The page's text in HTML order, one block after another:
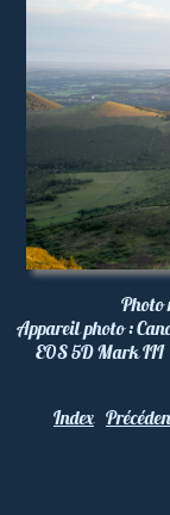
Photo
Appareil photo :
EOS 5D Mark III
Index